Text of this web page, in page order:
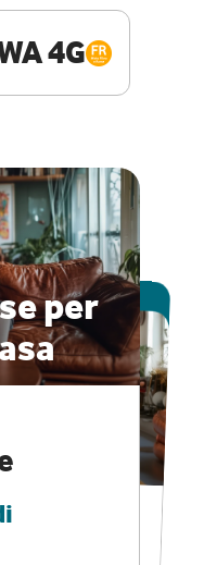
4G
per
e
speciali
CLUB